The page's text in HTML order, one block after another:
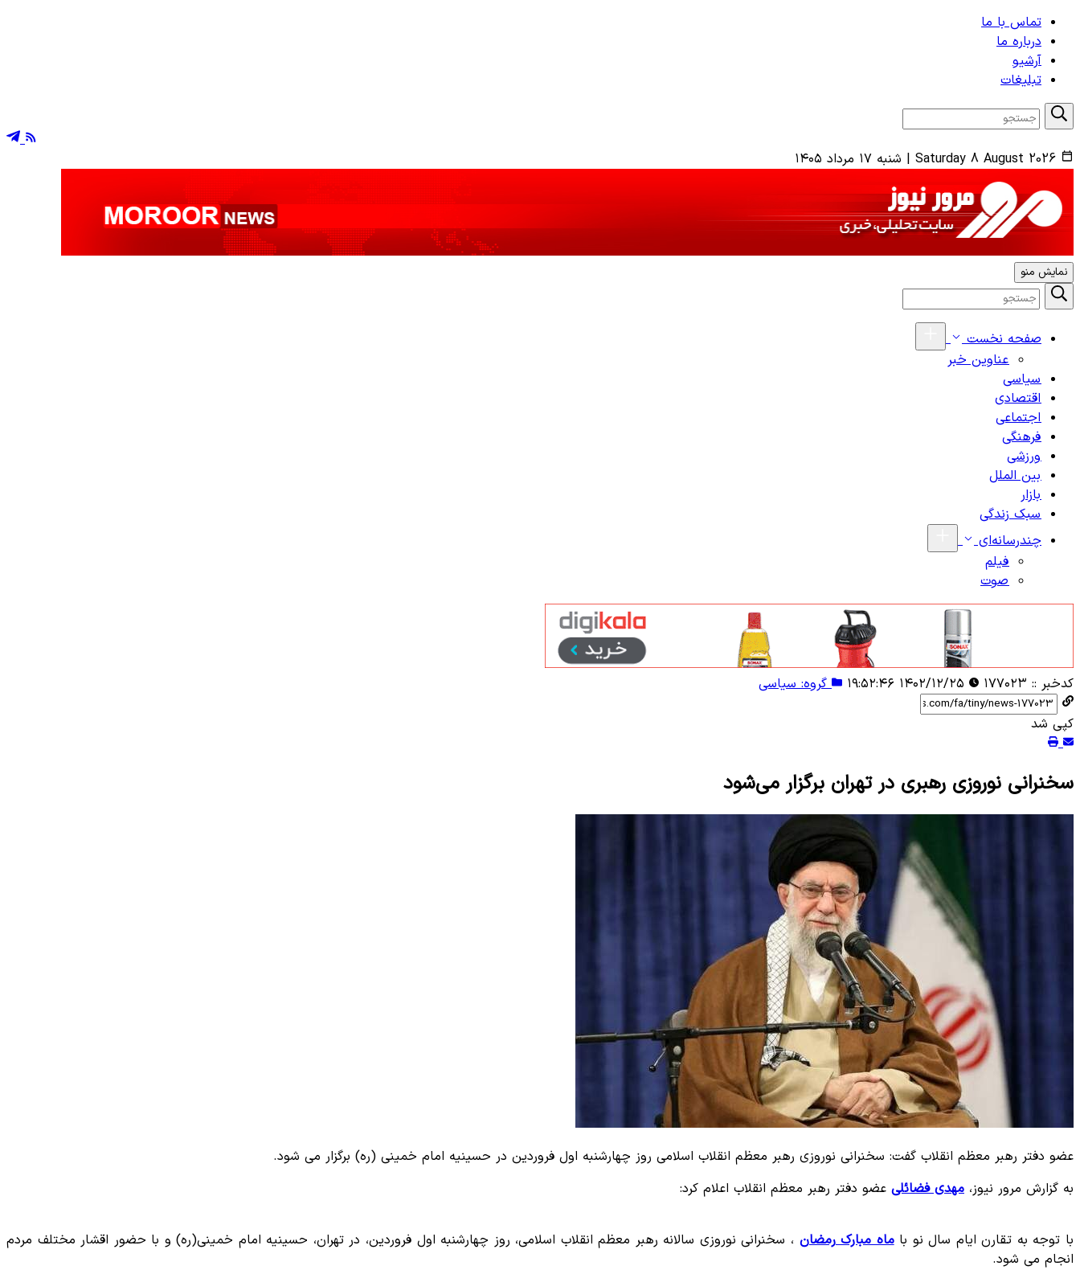
تماس با ما
درباره ما
آرشیو
تبلیغات
Saturday 8 August 2026
| شنبه ۱۷ مرداد ۱۴۰۵
نمایش منو
صفحه نخست
عناوین خبر
سیاسی
اقتصادی
اجتماعی
فرهنگی
ورزشی
بین الملل
بازار
سبک زندگی
چندرسانه‌ای
فیلم
صوت
کدخبر :: ۱۷۷۰۲۳ گروه: سیاسی
کپی شد
سخنرانی نوروزی رهبری در تهران برگزار می‌شود
عضو دفتر رهبر معظم انقلاب گفت: سخنرانی نوروزی رهبر معظم انقلاب اسلامی روز چهارشنبه اول فروردین در حسینیه امام خمینی (ره) برگزار می شود.
به گزارش مرور نیوز، مهدی فضائلی عضو دفتر رهبر معظم انقلاب اعلام کرد:
با توجه به تقارن ایام سال نو باماه مبارک رمضان ، سخنرانی نوروزی سالانه رهبر معظم انقلاب اسلامی، روز چهارشنبه اول فروردین، در تهران، حسینیه امام خمینی(ره) و با حضور اقشار مختلف مردم
انجام می شود.